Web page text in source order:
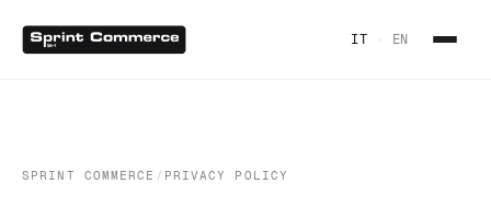
IT · EN
SPRINT COMMERCE / PRIVACY POLICY